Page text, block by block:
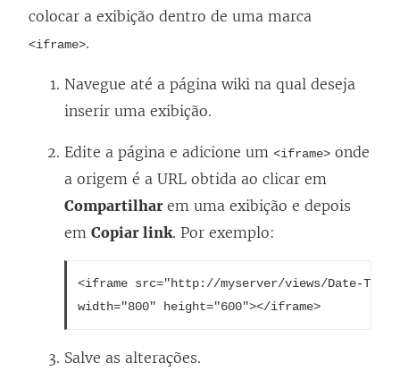
colocar a exibição dentro de uma marca
<iframe>.
Navegue até a página wiki na qual deseja
inserir uma exibição.
Edite a página e adicione um <iframe> onde
a origem é a URL obtida ao clicar em
Compartilhar em uma exibição e depois
em Copiar link. Por exemplo:
<iframe src="http://myserver/views/Date-Time/
width="800" height="600"></iframe>
Salve as alterações.